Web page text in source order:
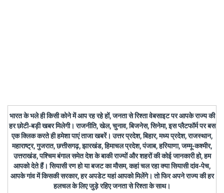
भारत के भले ही किसी कोने में आप रह रहे हों, जनता से रिश्ता वेबसाइट पर आपके राज्य की
हर छोटी-बड़ी खबर मिलेगी। राजनीति, खेल, चुनाव, बिजनेस, सिनेमा, इस प्लैटफॉर्म पर बस
एक क्लिक करते ही हमेशा पाएं ताजा खबरें। उत्तर प्रदेश, बिहार, मध्य प्रदेश, राजस्थान,
महाराष्ट्र, गुजरात, छत्तीसगढ़, झारखंड, हिमाचल प्रदेश, पंजाब, हरियाणा, जम्मू-कश्मीर,
उत्तराखंड, पश्चिम बंगाल समेत देश के बाकी राज्यों और शहरों की कोई जानकारी हो, हम
आपको देते हैं। सियासी रण हो या बजट का मौसम, कहां चल रहा क्या सियासी दांव-पेच,
आपके गांव में किसकी सरकार, हर अपडेट यहां आपको मिलेंगे। तो फिर अपने राज्य की हर
हलचल के लिए जुड़े रहिए जनता से रिश्ता के साथ।